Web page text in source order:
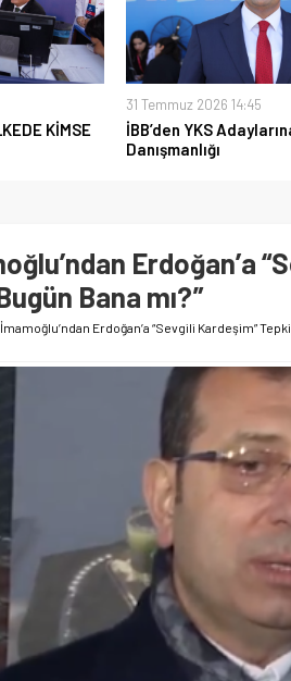
KİMSE
31 Temmuz 2026 14:45
İBB’den YKS
Danışmanlığı
Erdoğan’a
Bana mı?”
Erdoğan’a “Sevgili Kardeşim”